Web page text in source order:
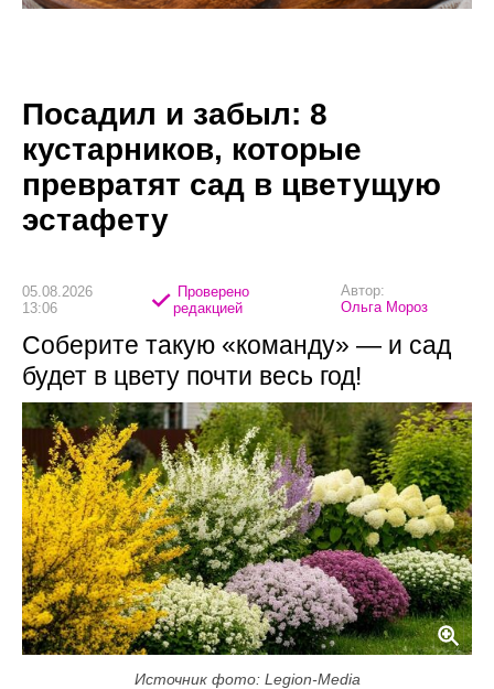
Посадил и забыл: 8
кустарников, которые
превратят сад в цветущую
эстафету
05.08.2026
13:06
Проверено
редакцией
Автор:
Ольга Мороз
Соберите такую «команду» — и сад
будет в цвету почти весь год!
Источник фото: Legion-Media